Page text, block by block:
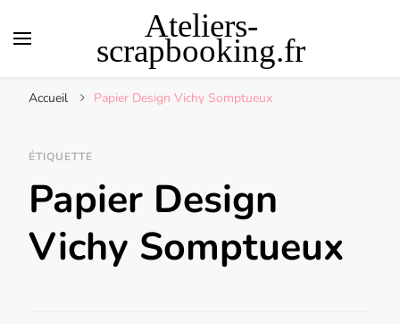
Ateliers-
scrapbooking.fr
Accueil Papier Design Vichy Somptueux
ÉTIQUETTE
Papier Design
Vichy Somptueux